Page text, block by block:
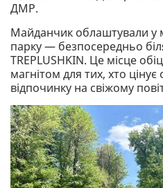
ДМР.
Майданчик облаштували у
парку — безпосередньо
TREPLUSHKIN. Це місце
магнітом для тих, хто
відпочинку на свіжому